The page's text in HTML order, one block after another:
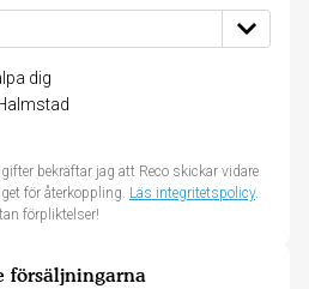
dig
bekräftar jag att Reco skickar vidare
för återkoppling. Läs integritetspolicy.
förpliktelser!
försäljningarna